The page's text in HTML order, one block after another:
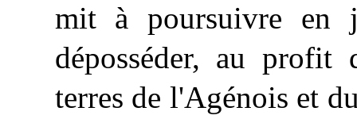
mit à poursuivre en
déposséder, au profit
terres de l'Agénois et